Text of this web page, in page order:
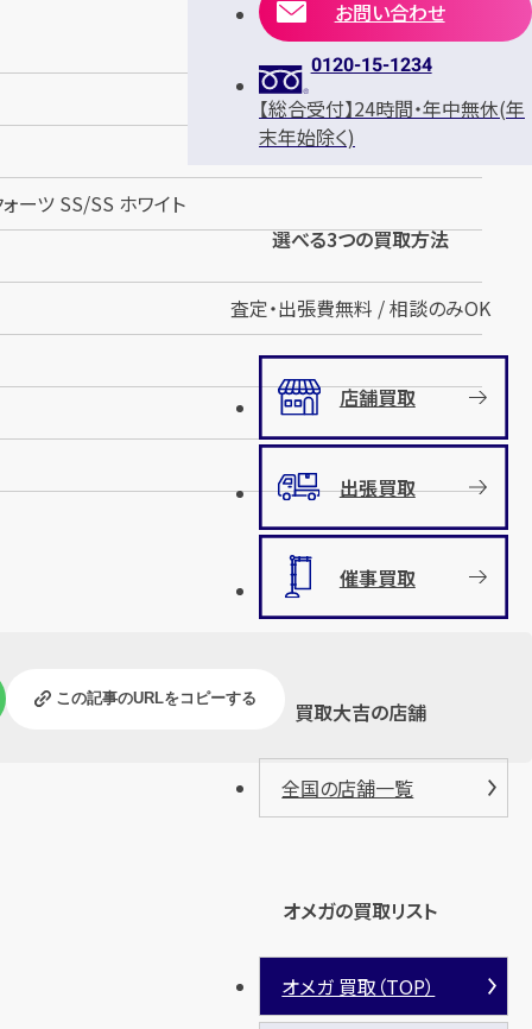
ーツ SS/SS ホワイト
この記事のURLをコピーする
お問い合わせ
0120-15-1234
【総合受付】24時間・年中無休(年
末年始除く)
選べる3つの買取方法
査定・出張費無料 / 相談のみOK
店舗買取
出張買取
催事買取
買取大吉の店舗
全国の店舗一覧
オメガの買取リスト
オメガ 買取（TOP）